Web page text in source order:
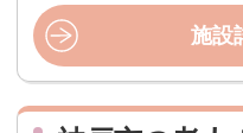
施設